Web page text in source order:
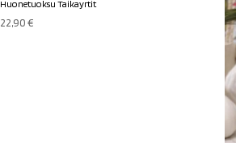
Huonetuoksu Taikayrtit
22,90€